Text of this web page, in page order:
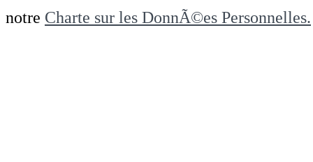
notre Charte sur les DonnÃ©es Personnelles.